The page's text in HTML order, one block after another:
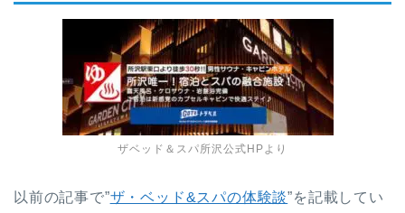
ザベッド＆スパ所沢公式HPより
以前の記事で”ザ・ベッド&スパの体験談”を記載してい